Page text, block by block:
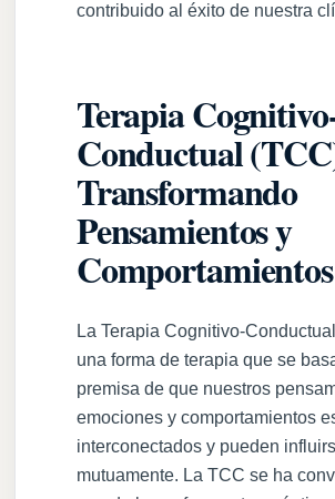
contribuido al éxito de nuestra
Terapia
Conductual
Transformando
Pensamientos y
Comportamientos
La Terapia Cognitivo-
una forma de terapia que se
premisa de que nuestros
emociones y comportamientos
interconectados y pueden
mutuamente. La TCC se ha